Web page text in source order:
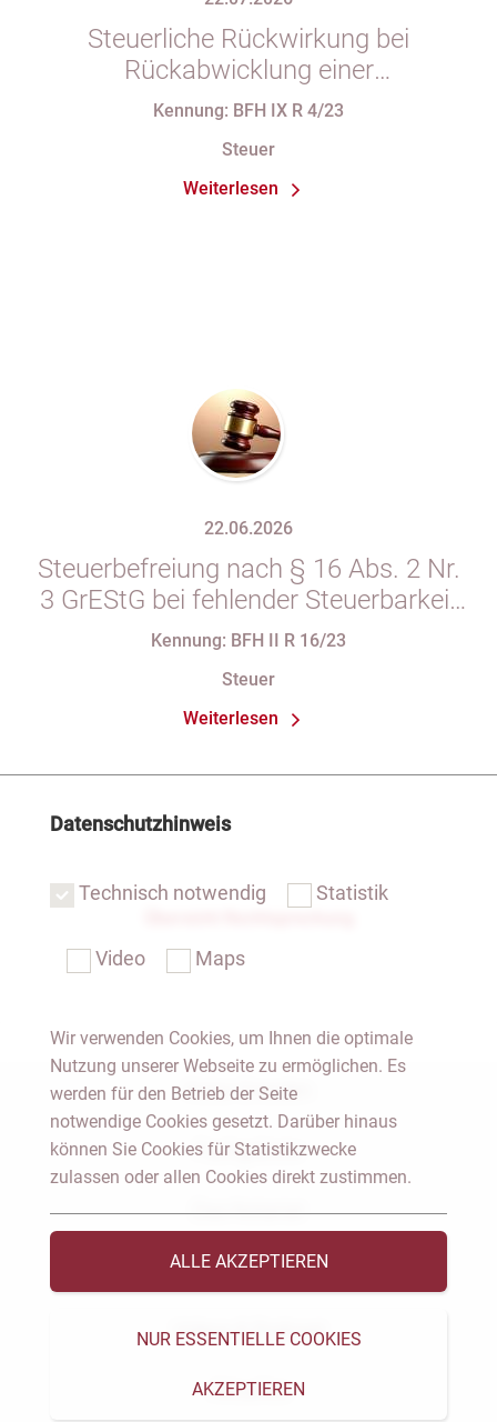
Steuerliche Rückwirkung bei
Rückabwicklung einer
Anteilsübertragung wegen Wegfalls
Kennung: BFH IX R 4/23
Steuer
Weiterlesen
22.06.2026
Steuerbefreiung nach § 16 Abs. 2 Nr.
3 GrEStG bei fehlender Steuerbarkeit
des vorausgegangenen Erwerbs
Kennung: BFH II R 16/23
Steuer
Weiterlesen
Notar Dresden
Fachgebiete
Das Notariat
Vorträge & Veröffentlichungen
Videos & Podcast
Aktuelles
Datenschutzhinweis
Technisch notwendig Statistik
Video Maps
Wir verwenden Cookies, um Ihnen die optimale
Nutzung unserer Webseite zu ermöglichen. Es
werden für den Betrieb der Seite
notwendige Cookies gesetzt. Darüber hinaus
können Sie Cookies für Statistikzwecke
zulassen oder allen Cookies direkt zustimmen.
ALLE AKZEPTIEREN
NUR ESSENTIELLE COOKIES
AKZEPTIEREN